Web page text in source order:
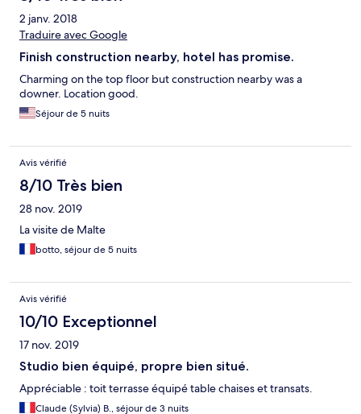
2 janv. 2018
Traduire avec Google
Finish construction nearby, hotel has promise.
Charming on the top floor but construction nearby was a
downer. Location good.
Séjour de 5 nuits
Avis vérifié
8/10 Très bien
28 nov. 2019
La visite de Malte
botto, séjour de 5 nuits
Avis vérifié
10/10 Exceptionnel
17 nov. 2019
Studio bien équipé, propre bien situé.
Appréciable : toit terrasse équipé table chaises et transats.
Claude (Sylvia) B., séjour de 3 nuits